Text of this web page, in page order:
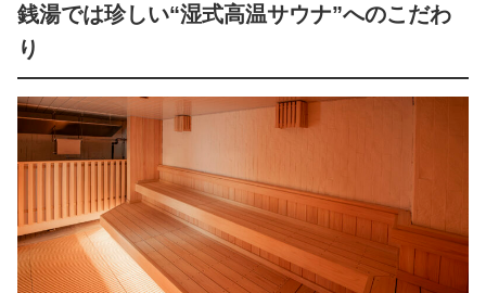
銭湯では珍しい“湿式高温サウナ”へのこだわ
り